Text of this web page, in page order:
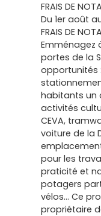
FRAIS DE
Du 1er août
FRAIS DE
Emménagez
portes de la
opportunités
habitants un
activités
CEVA,
voiture de la
pour les
praticité et
potagers
vélos… Ce
propriétaire